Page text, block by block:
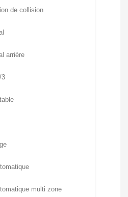
de collision
arrière
3
multi zone